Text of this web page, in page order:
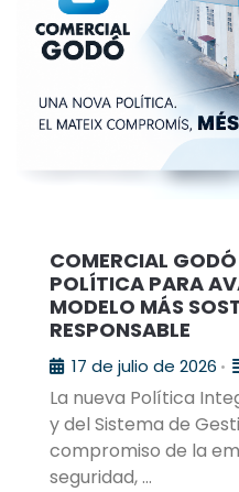
COMERCIAL
POLÍTICA PARA
MODELO MÁS
RESPONSABLE
17 de julio de 2026 •
La nueva Política
y del Sistema de
compromiso de la
seguridad, …